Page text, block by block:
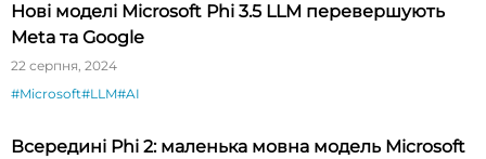
Нові моделі Microsoft Phi 3.5 LLM перевершують
Meta та Google
22 серпня, 2024
#Microsoft#LLM#AI
Всередині Phi 2: маленька мовна модель Microsoft